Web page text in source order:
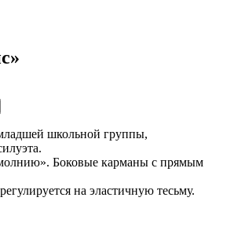
школьной группы,
Боковые карманы с прямым
на эластичную тесьму.